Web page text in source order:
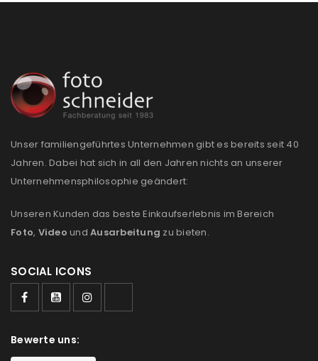
Unser familiengeführtes Unternehmen gibt es bereits seit 40
Jahren. Dabei hat sich in all den Jahren nichts an unserer
Unternehmensphilosophie geändert:
Unseren Kunden das beste Einkaufserlebnis im Bereich
Foto, Video und Ausarbeitung zu bieten.
SOCIAL ICONS
Bewerte uns: